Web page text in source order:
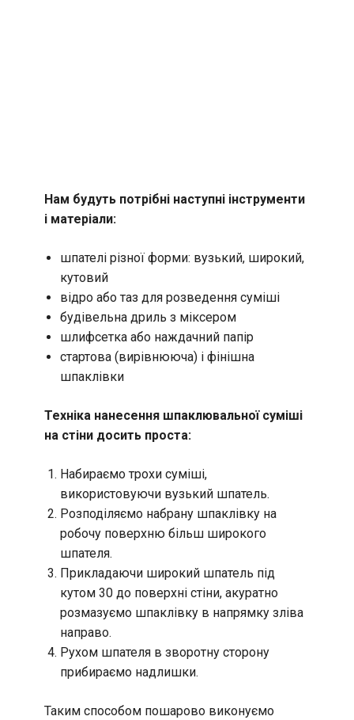
Нам будуть потрібні наступні інструменти
і матеріали:
шпателі різної форми: вузький, широкий,
кутовий
відро або таз для розведення суміші
будівельна дриль з міксером
шлифсетка або наждачний папір
стартова (вирівнююча) і фінішна
шпаклівки
Техніка нанесення шпаклювальної суміші
на стіни досить проста:
Набираємо трохи суміші,
використовуючи вузький шпатель.
Розподіляємо набрану шпаклівку на
робочу поверхню більш широкого
шпателя.
Прикладаючи широкий шпатель під
кутом 30 до поверхні стіни, акуратно
розмазуємо шпаклівку в напрямку зліва
направо.
Рухом шпателя в зворотну сторону
прибираємо надлишки.
Таким способом пошарово виконуємо